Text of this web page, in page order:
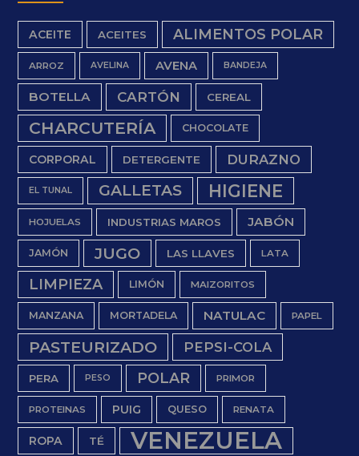
ACEITE ACEITES ALIMENTOS POLAR
ARROZ AVELINA AVENA BANDEJA
BOTELLA CARTÓN CEREAL
CHARCUTERÍA CHOCOLATE
CORPORAL DETERGENTE DURAZNO
EL TUNAL GALLETAS HIGIENE
HOJUELAS INDUSTRIAS MAROS JABÓN
JAMÓN JUGO LAS LLAVES LATA
LIMPIEZA LIMÓN MAIZORITOS
MANZANA MORTADELA NATULAC PAPEL
PASTEURIZADO PEPSI-COLA
PERA PESO POLAR PRIMOR
PROTEINAS PUIG QUESO RENATA
ROPA TÉ VENEZUELA